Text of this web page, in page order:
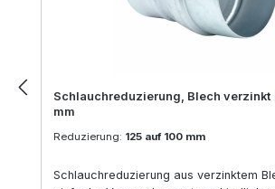
Schlauchreduzierung, Blech verzinkt
mm
Reduzierung: 125 auf 100 mm
Schlauchreduzierung aus verzinktem